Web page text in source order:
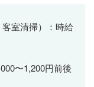
室清掃）：時給
〜1,200円前後